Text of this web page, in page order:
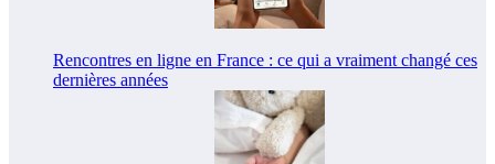
Rencontres en ligne en France : ce qui a vraiment changé ces
dernières années